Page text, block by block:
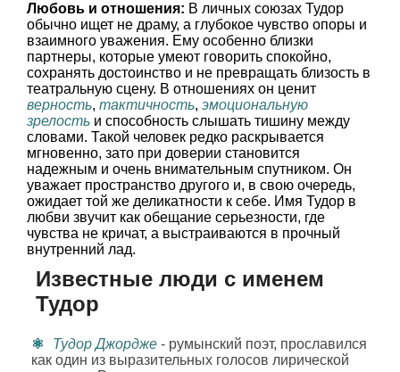
Любовь и отношения: В личных союзах Тудор
обычно ищет не драму, а глубокое чувство опоры и
взаимного уважения. Ему особенно близки
партнеры, которые умеют говорить спокойно,
сохранять достоинство и не превращать близость в
театральную сцену. В отношениях он ценит
верность, тактичность, эмоциональную
зрелость и способность слышать тишину между
словами. Такой человек редко раскрывается
мгновенно, зато при доверии становится
надежным и очень внимательным спутником. Он
уважает пространство другого и, в свою очередь,
ожидает той же деликатности к себе. Имя Тудор в
любви звучит как обещание серьезности, где
чувства не кричат, а выстраиваются в прочный
внутренний лад.
Известные люди с именем
Тудор
Тудор Джордже - румынский поэт, прославился
как один из выразительных голосов лирической